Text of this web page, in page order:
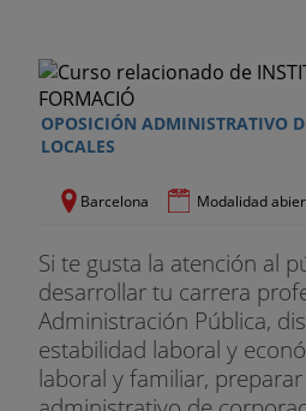
OPOSICIÓN ADMINISTRATIVO
LOCALES
Barcelona Modalidad
Si te gusta la atención al
desarrollar tu carrera
Administración Pública,
estabilidad laboral y
laboral y familiar,